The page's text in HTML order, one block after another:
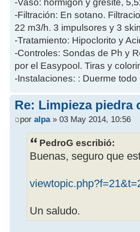
-Vaso: hormigón y gresite,
-Filtración: En sotano.
22 m3/h. 3 impulsores y 3
-Tratamiento: Hipoclorito y
-Controles: Sondas de Ph y
por el Easypool. Tiras y
-Instalaciones: : Duerme
Re: Limpieza piedra
por alpa» 03 May 2014, 10:56
PedroG escribió:
Buenas, seguro que
Un saludo.